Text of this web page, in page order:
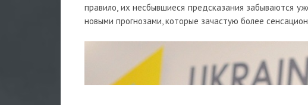
правило, их несбывшиеся предсказания забываются
новыми прогнозами, которые зачастую более